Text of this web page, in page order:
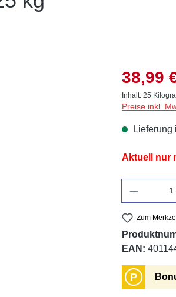
38,99
Inhalt: 25
Preise inkl.
Lieferung
Aktuell nur
Zum
EAN:
P